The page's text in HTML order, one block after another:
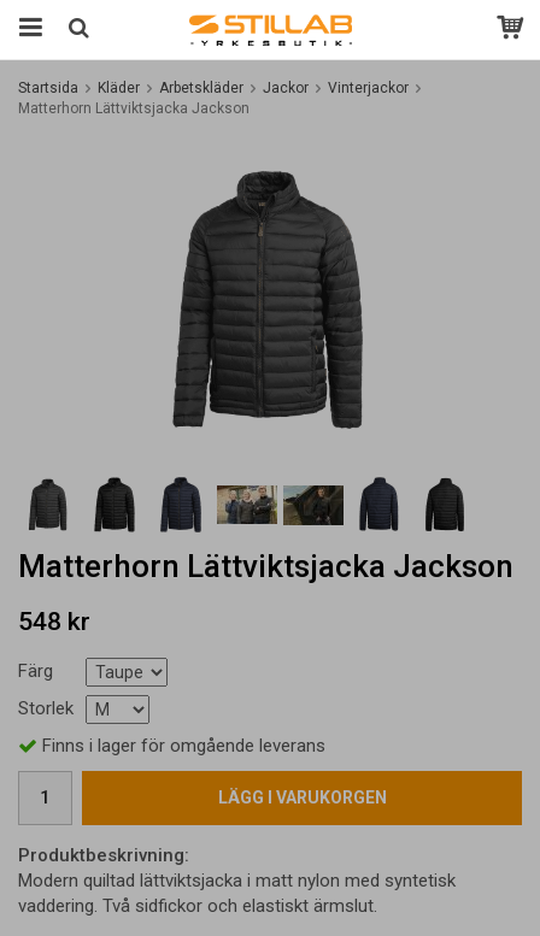
Startsida Kläder Arbetskläder Jackor
Vinterjackor
Matterhorn Lättviktsjacka Jackson
Matterhorn Lättviktsjacka Jackson
548 kr
Färg
Storlek
Finns i lager för omgående leverans
LÄGG I VARUKORGEN
Produktbeskrivning:
Modern quiltad lättviktsjacka i matt nylon med syntetisk
vaddering. Två sidfickor och elastiskt ärmslut.